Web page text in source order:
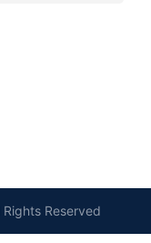
Reserved